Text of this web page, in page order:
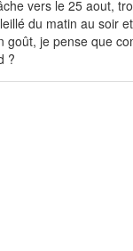
vers le 25 aout,
du matin au soir
goût, je pense que
?